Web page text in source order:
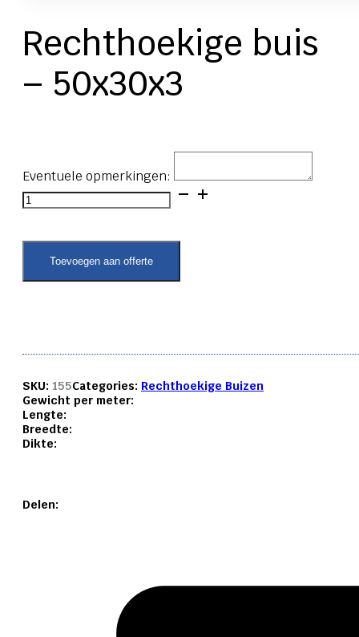
Rechthoekige buis
– 50x30x3
Eventuele opmerkingen:
Rechthoekige
buis
50x30x3
aantalToevoegen aan offerte
SKU: 155Categories: Rechthoekige Buizen
Gewicht per meter:
Lengte:
Breedte:
Dikte:
Delen: